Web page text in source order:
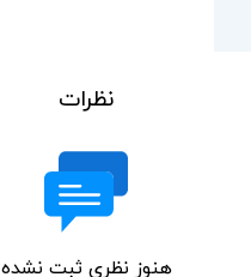
نظرات
هنوز نظری ثبت نشده